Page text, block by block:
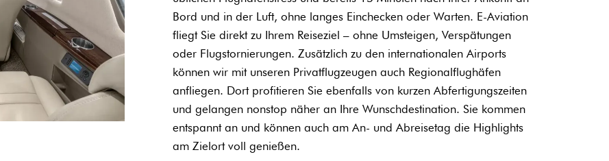
Bord und in der Luft, ohne langes Einchecken oder Warten. E-Aviation
fliegt Sie direkt zu Ihrem Reiseziel – ohne Umsteigen, Verspätungen
oder Flugstornierungen. Zusätzlich zu den internationalen Airports
können wir mit unseren Privatflugzeugen auch Regionalflughäfen
anfliegen. Dort profitieren Sie ebenfalls von kurzen Abfertigungszeiten
und gelangen nonstop näher an Ihre Wunschdestination. Sie kommen
entspannt an und können auch am An- und Abreisetag die Highlights
am Zielort voll genießen.